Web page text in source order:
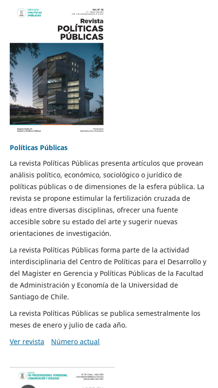
Políticas Públicas
La revista Políticas Públicas presenta artículos que provean
análisis político, económico, sociológico o jurídico de
políticas públicas o de dimensiones de la esfera pública. La
revista se propone estimular la fertilización cruzada de
ideas entre diversas disciplinas, ofrecer una fuente
accesible sobre su estado del arte y sugerir nuevas
orientaciones de investigación.
La revista Políticas Públicas forma parte de la actividad
interdisciplinaria del Centro de Políticas para el Desarrollo y
del Magíster en Gerencia y Políticas Públicas de la Facultad
de Administración y Economía de la Universidad de
Santiago de Chile.
La revista Políticas Públicas se publica semestralmente los
meses de enero y julio de cada año.
Ver revista
Número actual